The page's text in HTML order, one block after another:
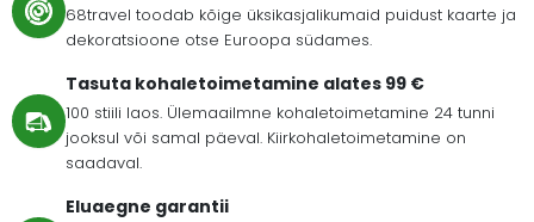
68travel toodab kõige üksikasjalikumaid puidust kaarte ja
dekoratsioone otse Euroopa südames.
Tasuta kohaletoimetamine alates 99 €
100 stiili laos. Ülemaailmne kohaletoimetamine 24 tunni
jooksul või samal päeval. Kiirkohaletoimetamine on
saadaval.
Eluaegne garantii